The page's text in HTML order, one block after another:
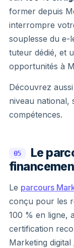
former depuis
interrompre
souplesse du e-
tuteur dédié, et
opportunités à
Découvrez
niveau national,
compétences.
05
Le
Le parcours
conçu pour les
100 % en ligne,
certification
Marketing